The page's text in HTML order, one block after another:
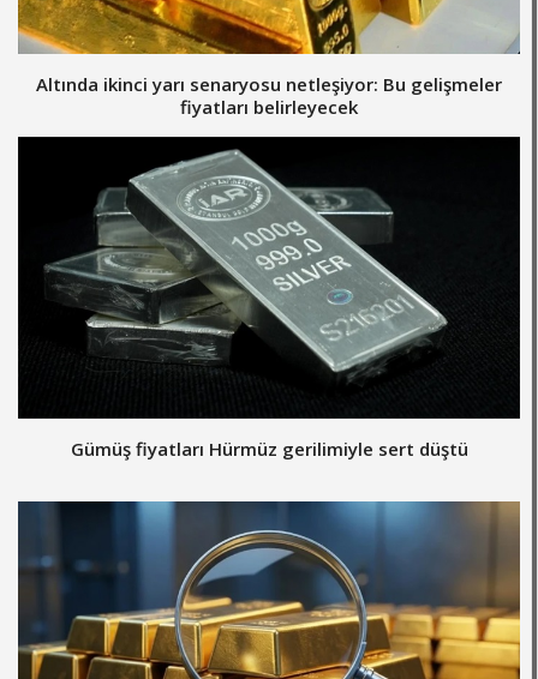
Altında ikinci yarı senaryosu netleşiyor: Bu gelişmeler
fiyatları belirleyecek
Gümüş fiyatları Hürmüz gerilimiyle sert düştü